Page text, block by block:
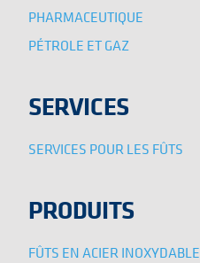
PHARMACEUTIQUE
PÉTROLE ET GAZ
SERVICES
SERVICES POUR LES FÛTS
PRODUITS
FÛTS EN ACIER INOXYDABLE